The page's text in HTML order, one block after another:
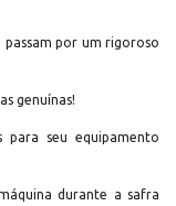
passam por um rigoroso
genuínas!
para seu equipamento
durante a safra